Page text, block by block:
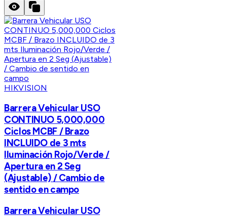
HIKVISION
Barrera Vehicular USO
CONTINUO 5,000,000
Ciclos MCBF / Brazo
INCLUIDO de 3 mts
Iluminación Rojo/Verde /
Apertura en 2 Seg
(Ajustable) / Cambio de
sentido en campo
Barrera Vehicular USO